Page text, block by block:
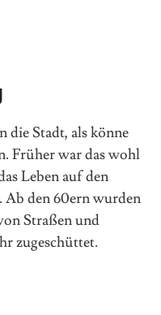
die Stadt, als könne
Früher war das wohl
Leben auf den
Ab den 60ern wurden
Straßen und
zugeschüttet.